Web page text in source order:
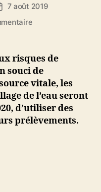
7 août 2019
sur
les
industriels
de
l’embouteillage
de
l’eau
risques de
souci de
vitale, les
de l’eau seront
d’utiliser des
prélèvements.